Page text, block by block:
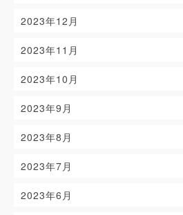
2023年12月
2023年11月
2023年10月
2023年9月
2023年8月
2023年7月
2023年6月